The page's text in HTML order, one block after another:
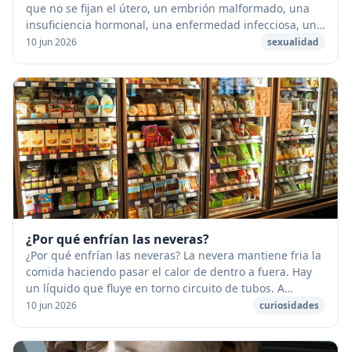
que no se fijan el útero, un embrión malformado, una
insuficiencia hormonal, una enfermedad infecciosa, un
choque físico o psíquico importante q...
10 jun 2026 sexualidad
¿Por qué enfrían las neveras?
¿Por qué enfrían las neveras? La nevera mantiene fria la
comida haciendo pasar el calor de dentro a fuera. Hay
un líquido que fluye en torno circuito de tubos. A
medida que fluye el calor cambia el es...
10 jun 2026 curiosidades